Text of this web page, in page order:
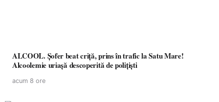
ALCOOL. Șofer beat criță, prins în trafic la Satu Mare!
Alcoolemie uriașă descoperită de polițiști
acum 8 ore